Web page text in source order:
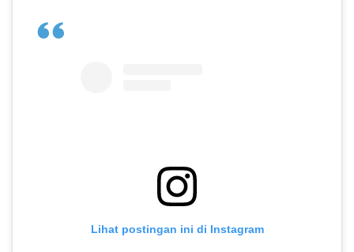
Lihat postingan ini di Instagram